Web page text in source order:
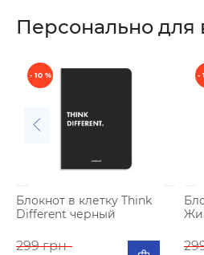
Персонально для
- 10 %
Блокнот в клетку Think
Different черный
299 грн
-